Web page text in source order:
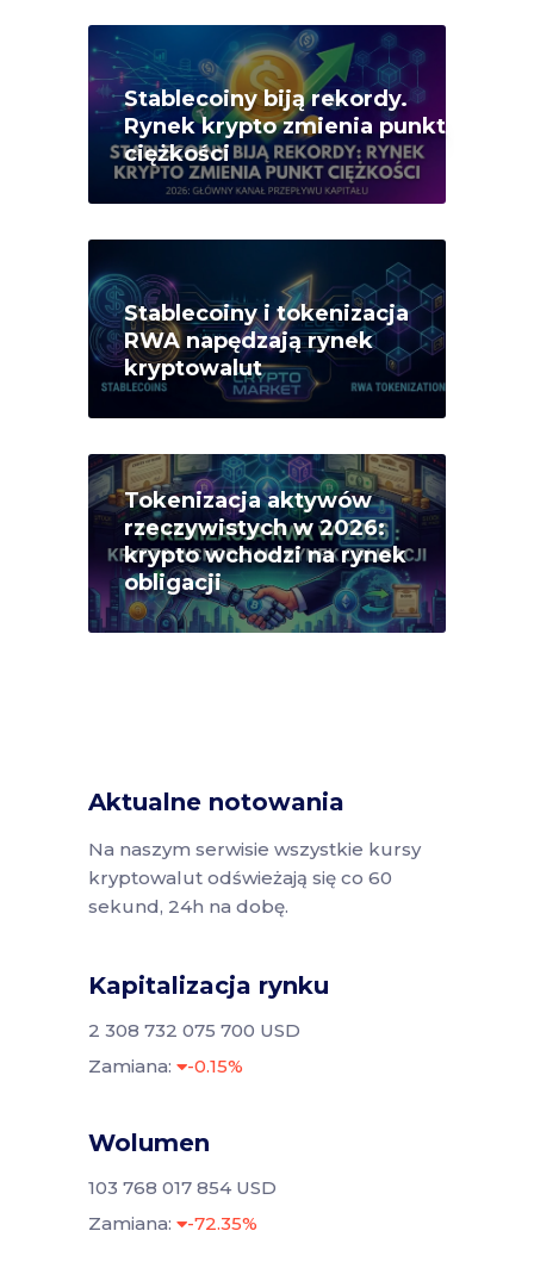
Stablecoiny biją rekordy.
Rynek krypto zmienia punkt
ciężkości
Stablecoiny i tokenizacja
RWA napędzają rynek
kryptowalut
Tokenizacja aktywów
rzeczywistych w 2026:
krypto wchodzi na rynek
obligacji
Aktualne notowania
Na naszym serwisie wszystkie kursy
kryptowalut odświeżają się co 60
sekund, 24h na dobę.
Kapitalizacja rynku
2 308 732 075 700 USD
Zamiana:
-0.15%
Wolumen
103 768 017 854 USD
Zamiana:
-72.35%